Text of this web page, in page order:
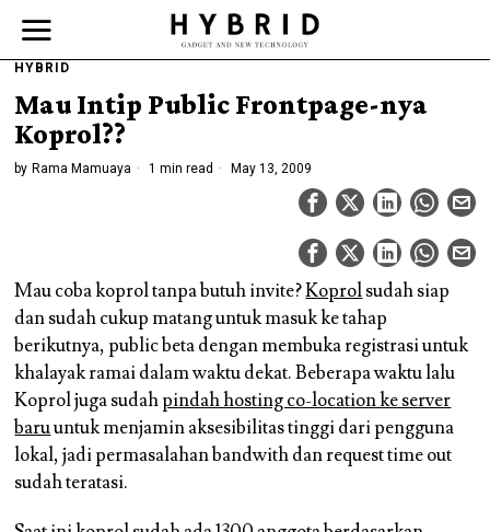
HYBRID
Mau Intip Public Frontpage-nya
Koprol??
by Rama Mamuaya 1 min read May 13, 2009
Mau coba koprol tanpa butuh invite?Koprolsudah siap
dan sudah cukup matang untuk masuk ke tahap
berikutnya, public beta dengan membuka registrasi untuk
khalayak ramai dalam waktu dekat. Beberapa waktu lalu
Koprol juga sudahpindah hosting co-location ke server
baruuntuk menjamin aksesibilitas tinggi dari pengguna
lokal, jadi permasalahan bandwith dan request time out
sudah teratasi.